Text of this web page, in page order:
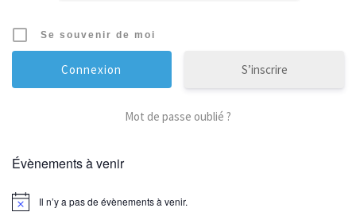
Se souvenir de moi
S’inscrire
Mot de passe oublié ?
Évènements à venir
Il n’y a pas de évènements à venir.